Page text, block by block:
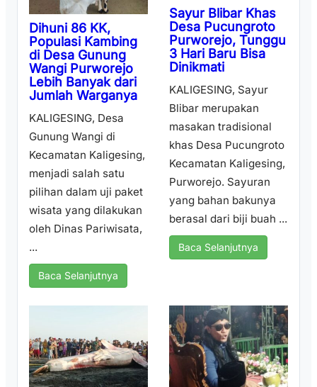
Dihuni 86 KK,
Populasi Kambing
di Desa Gunung
Wangi Purworejo
Lebih Banyak dari
Jumlah Warganya
KALIGESING, Desa
Gunung Wangi di
Kecamatan Kaligesing,
menjadi salah satu
pilihan dalam uji paket
wisata yang dilakukan
oleh Dinas Pariwisata,
...
Baca Selanjutnya
Sayur Blibar Khas
Desa Pucungroto
Purworejo, Tunggu
3 Hari Baru Bisa
Dinikmati
KALIGESING, Sayur
Blibar merupakan
masakan tradisional
khas Desa Pucungroto
Kecamatan Kaligesing,
Purworejo. Sayuran
yang bahan bakunya
berasal dari biji buah ...
Baca Selanjutnya